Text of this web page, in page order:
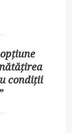
condiții